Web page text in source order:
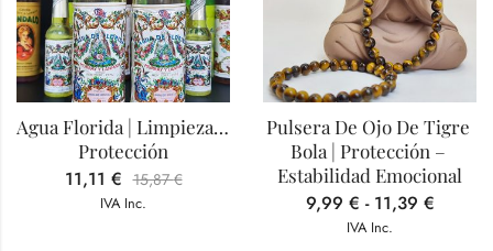
Agua Florida | Limpieza –
Protección
11,11 € 15,87€
IVA Inc.
Pulsera De Ojo De Tigre
Bola | Protección –
Estabilidad Emocional
9,99 € - 11,39 €
IVA Inc.